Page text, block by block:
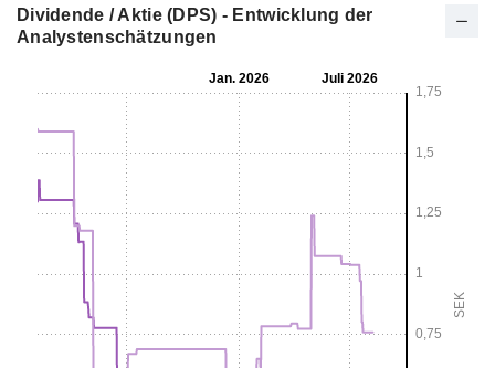
Dividende / Aktie (DPS) - Entwicklung der
Analystenschätzungen